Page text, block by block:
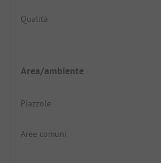
Qualità
Area/ambiente
Piazzole
Aree comuni